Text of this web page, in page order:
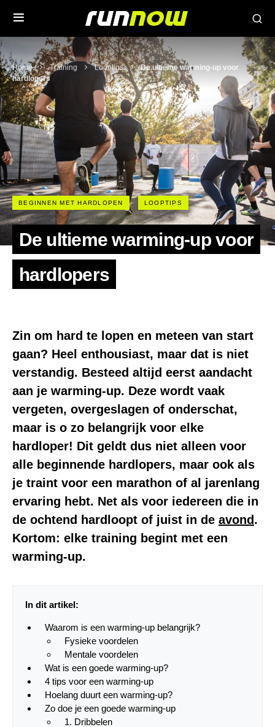
Home Training Looptips
De ultieme warming-up voor
hardlopers
BEGINNEN MET HARDLOPEN LOOPTIPS
De ultieme warming-up voor
hardlopers
Zin om hard te lopen en meteen van start
gaan? Heel enthousiast, maar dat is niet
verstandig. Besteed altijd eerst aandacht
aan je warming-up. Deze wordt vaak
vergeten, overgeslagen of onderschat,
maar is o zo belangrijk voor elke
hardloper! Dit geldt dus niet alleen voor
alle beginnende hardlopers, maar ook als
je traint voor een marathon of al jarenlang
ervaring hebt. Net als voor iedereen die in
de ochtend hardloopt of juist in de avond.
Kortom: elke training begint met een
warming-up.
In dit artikel:
Waarom is een warming-up belangrijk?
Fysieke voordelen
Mentale voordelen
Wat is een goede warming-up?
4 tips voor een warming-up
Hoelang duurt een warming-up?
Zo doe je een goede warming-up
1. Dribbelen